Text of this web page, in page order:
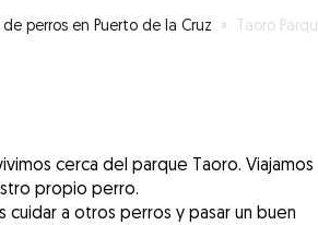
perros en Puerto de la Cruz » Taoro Parque / Puerto de la cruz
cerca del parque Taoro. Viajamos
propio perro.
a otros perros y pasar un buen